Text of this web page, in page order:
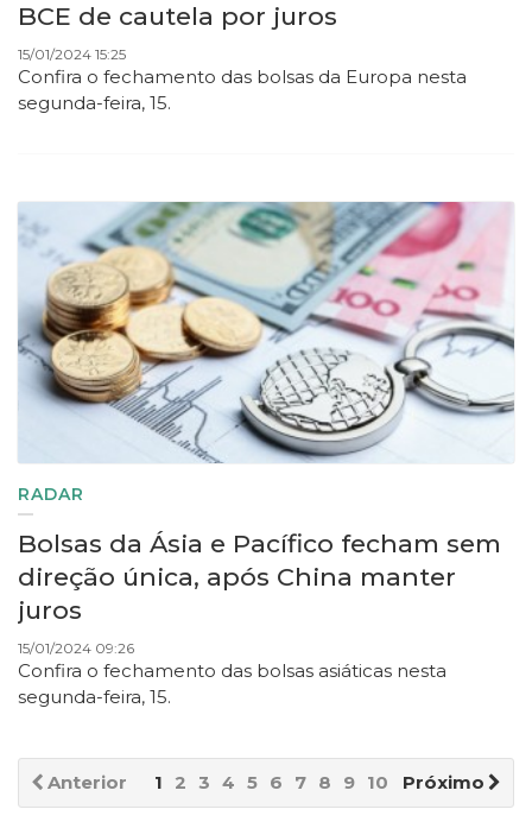
BCE de cautela por juros
15/01/2024 15:25
Confira o fechamento das bolsas da Europa nesta
segunda-feira, 15.
RADAR
Bolsas da Ásia e Pacífico fecham sem
direção única, após China manter
juros
15/01/2024 09:26
Confira o fechamento das bolsas asiáticas nesta
segunda-feira, 15.
Anterior Próximo
1 2 3 4 5 6 7 8 9 10